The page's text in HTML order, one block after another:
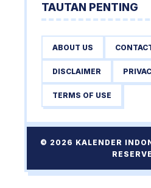
TAUTAN PENTING
ABOUT US
DISCLAIMER
TERMS OF USE
© 2026 KALENDER